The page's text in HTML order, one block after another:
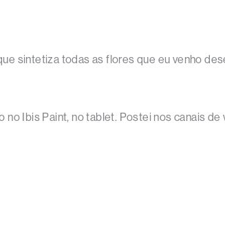
sintetiza todas as flores que eu venho
Ibis Paint, no tablet. Postei nos canais